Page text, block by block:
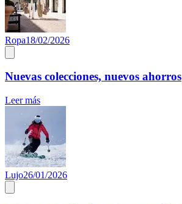
Ropa18/02/2026
Nuevas colecciones, nuevos ahorros
Leer más
Lujo26/01/2026